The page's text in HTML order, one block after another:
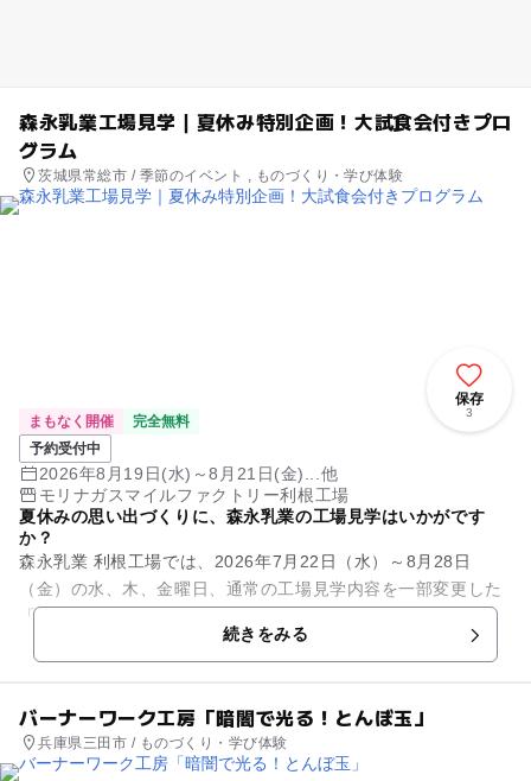
森永乳業工場見学｜夏休み特別企画！大試食会付きプロ
グラム
茨城県常総市 / 季節のイベント , ものづくり・学び体験
保存
3
まもなく開催
完全無料
予約受付中
2026年8月19日(水)～8月21日(金)...他
モリナガスマイルファクトリー利根工場
夏休みの思い出づくりに、森永乳業の工場見学はいかがです
か？
森永乳業 利根工場では、2026年7月22日（水）～8月28日
（金）の水、木、金曜日、通常の工場見学内容を一部変更した
「夏休み特別企画」工場見学を実施いたします。※8月12日
続きをみる
バーナーワーク工房「暗闇で光る！とんぼ玉」
兵庫県三田市 / ものづくり・学び体験